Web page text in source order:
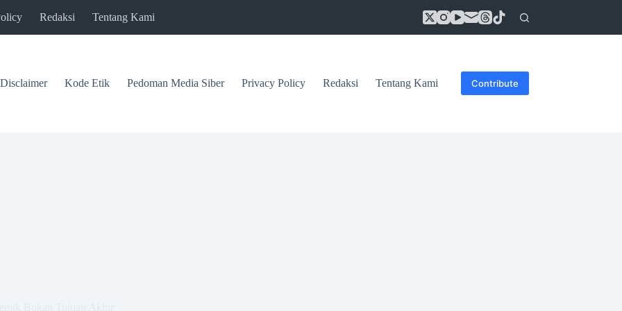
Redaksi Tentang Kami
Disclaimer Kode Etik Pedoman Media Siber Privacy Policy Redaksi Tentang Kami Contribute